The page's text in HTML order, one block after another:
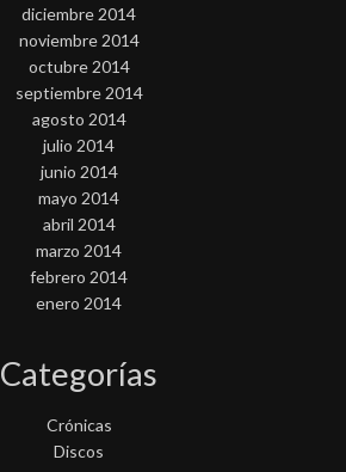
diciembre 2014
noviembre 2014
octubre 2014
septiembre 2014
agosto 2014
julio 2014
junio 2014
mayo 2014
abril 2014
marzo 2014
febrero 2014
enero 2014
Categorías
Crónicas
Discos